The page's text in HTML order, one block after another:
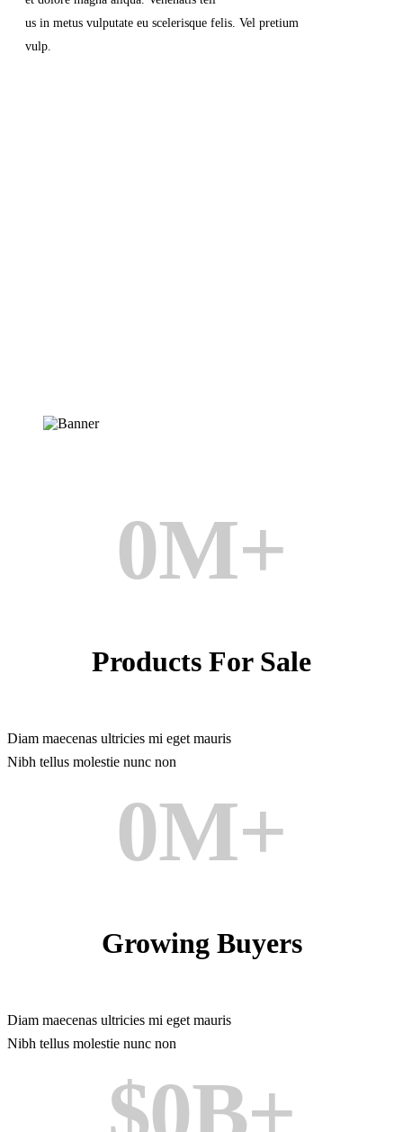
us in metus vulputate eu scelerisque felis. Vel pretium
vulp.
0M+
Products For Sale
Diam maecenas ultricies mi eget mauris
Nibh tellus molestie nunc non
0M+
Growing Buyers
Diam maecenas ultricies mi eget mauris
Nibh tellus molestie nunc non
$0B+